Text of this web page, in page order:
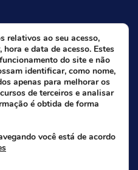
da FAIFCE
relativos ao seu acesso,
hora e data de acesso. Estes
do site e não
identificar, como nome,
apenas para melhorar os
de terceiros e analisar
é obtida de forma
você está de acordo